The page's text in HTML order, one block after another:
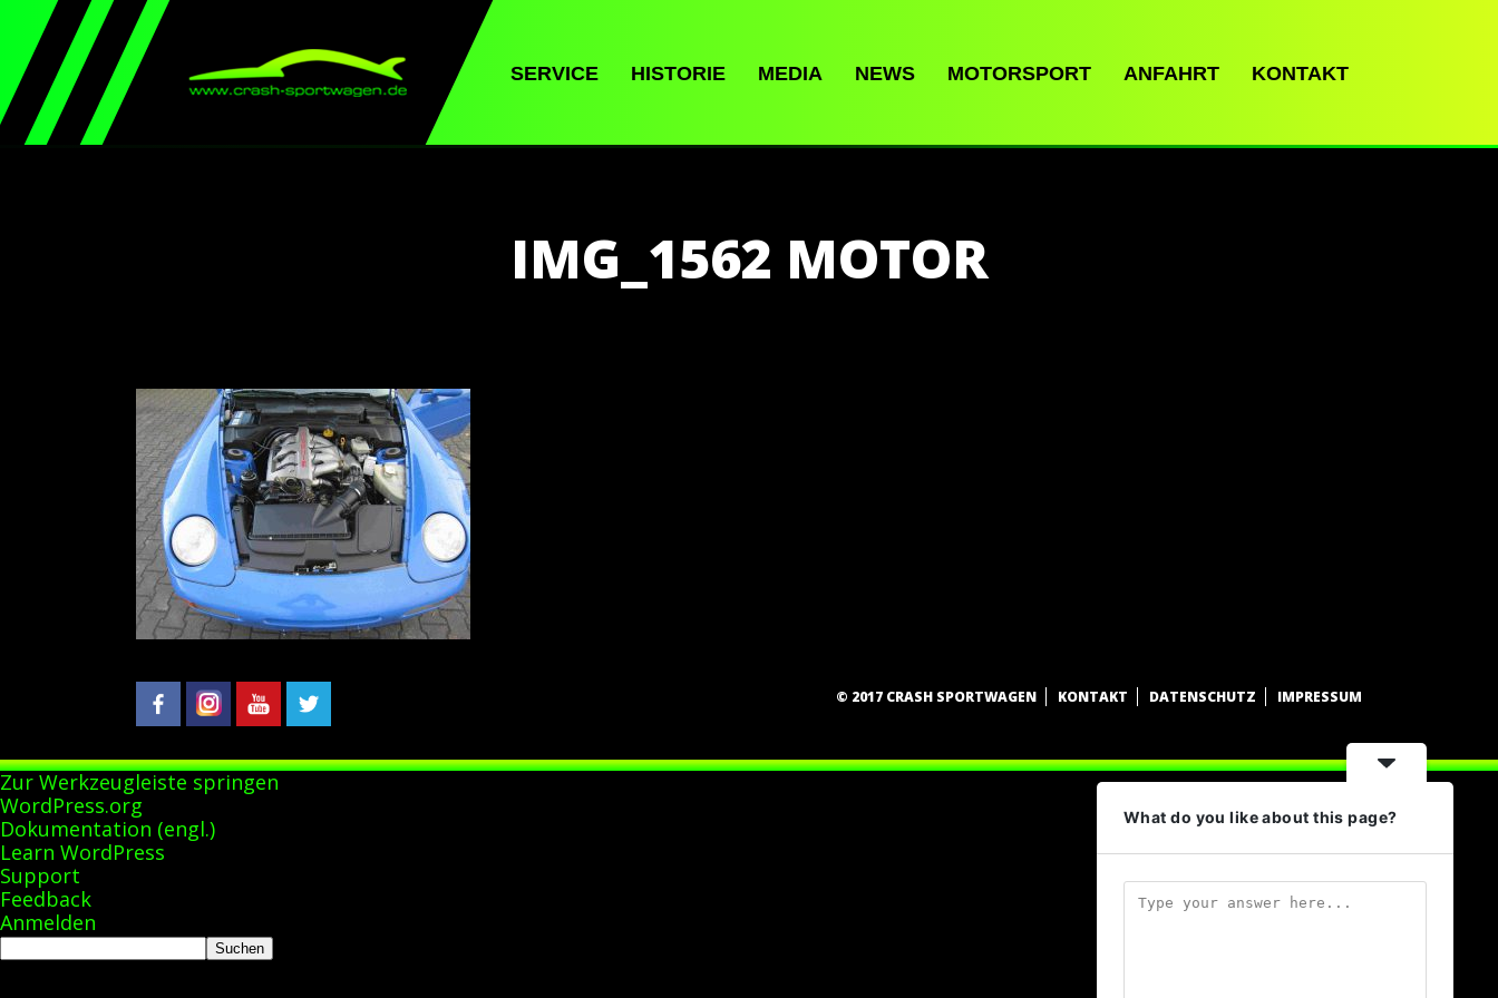
SERVICE HISTORIE MEDIA NEWS MOTORSPORT ANFAHRT KONTAKT
IMG_1562 MOTOR
© 2017 CRASH SPORTWAGEN KONTAKT DATENSCHUTZ IMPRESSUM
Zur Werkzeugleiste springen
Über
WordPress
WordPress.org
Dokumentation (engl.)
Learn WordPress
Support
Feedback
Anmelden
Suchen
What do you like about this page?